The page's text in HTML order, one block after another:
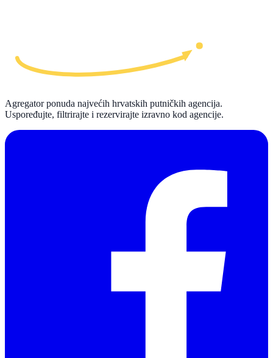
Agregator ponuda najvećih hrvatskih putničkih agencija.
Uspoređujte, filtrirajte i rezervirajte izravno kod agencije.